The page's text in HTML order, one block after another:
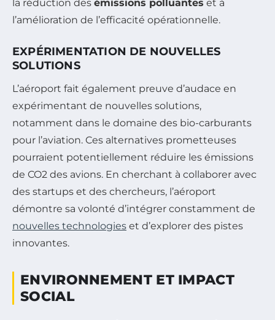
la réduction des émissions polluantes et à
l’amélioration de l’efficacité opérationnelle.
EXPÉRIMENTATION DE NOUVELLES
SOLUTIONS
L’aéroport fait également preuve d’audace en
expérimentant de nouvelles solutions,
notamment dans le domaine des bio-carburants
pour l’aviation. Ces alternatives prometteuses
pourraient potentiellement réduire les émissions
de CO2 des avions. En cherchant à collaborer avec
des startups et des chercheurs, l’aéroport
démontre sa volonté d’intégrer constamment de
nouvelles technologies et d’explorer des pistes
innovantes.
ENVIRONNEMENT ET IMPACT
SOCIAL